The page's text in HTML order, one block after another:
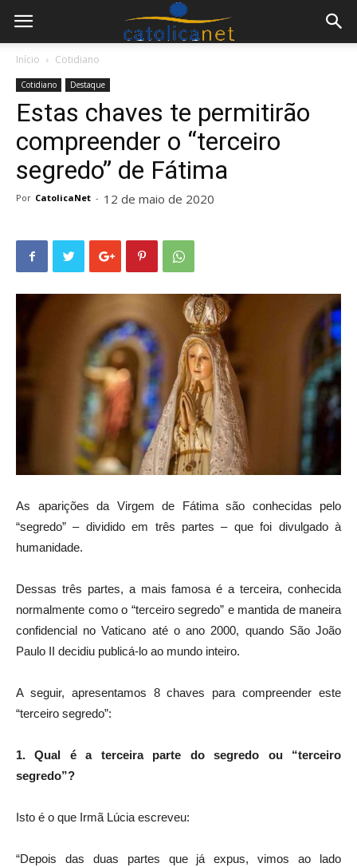
Início Cotidiano
Cotidiano Destaque
Estas chaves te permitirão
compreender o “terceiro
segredo” de Fátima
Por CatolicaNet - 12 de maio de 2020
As aparições da Virgem de Fátima são conhecidas pelo
“segredo” – dividido em três partes – que foi divulgado à
humanidade.
Dessas três partes, a mais famosa é a terceira, conhecida
normalmente como o “terceiro segredo” e mantida de maneira
confidencial no Vaticano até o ano 2000, quando São João
Paulo II decidiu publicá-lo ao mundo inteiro.
A seguir, apresentamos 8 chaves para compreender este
“terceiro segredo”:
1. Qual é a terceira parte do segredo ou “terceiro
segredo”?
Isto é o que Irmã Lúcia escreveu:
“Depois das duas partes que já expus, vimos ao lado